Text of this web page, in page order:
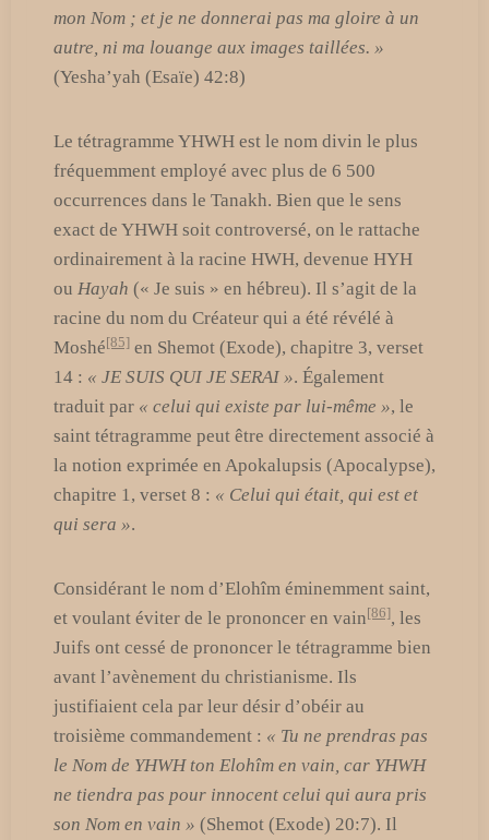
mon Nom ; et je ne donnerai pas ma gloire à un
autre, ni ma louange aux images taillées. »
(Yesha’yah (Esaïe) 42:8)
Le tétragramme YHWH est le nom divin le plus
fréquemment employé avec plus de 6 500
occurrences dans le Tanakh. Bien que le sens
exact de YHWH soit controversé, on le rattache
ordinairement à la racine HWH, devenue HYH
ou Hayah (« Je suis » en hébreu). Il s’agit de la
racine du nom du Créateur qui a été révélé à
Moshé[85] en Shemot (Exode), chapitre 3, verset
14 : « JE SUIS QUI JE SERAI ». Également
traduit par « celui qui existe par lui-même », le
saint tétragramme peut être directement associé à
la notion exprimée en Apokalupsis (Apocalypse),
chapitre 1, verset 8 : « Celui qui était, qui est et
qui sera ».
Considérant le nom d’Elohîm éminemment saint,
et voulant éviter de le prononcer en vain[86], les
Juifs ont cessé de prononcer le tétragramme bien
avant l’avènement du christianisme. Ils
justifiaient cela par leur désir d’obéir au
troisième commandement : « Tu ne prendras pas
le Nom de YHWH ton Elohîm en vain, car YHWH
ne tiendra pas pour innocent celui qui aura pris
son Nom en vain » (Shemot (Exode) 20:7). Il